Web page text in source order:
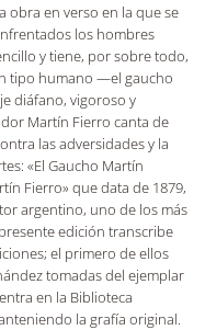
obra en verso en la que se
los hombres
y tiene, por sobre todo,
tipo humano —el gaucho
diáfano, vigoroso y
Martín Fierro canta de
las adversidades y la
«El Gaucho Martín
Fierro» que data de 1879,
argentino, uno de los más
edición transcribe
el primero de ellos
tomadas del ejemplar
en la Biblioteca
la grafía original.